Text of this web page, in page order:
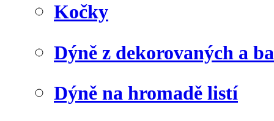
Kočky
Dýně z dekorovaných a
Dýně na hromadě listí